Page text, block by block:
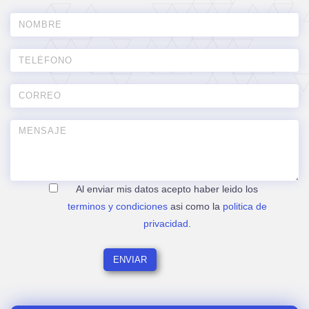
Al enviar mis datos acepto haber leido los
terminos y condicionesasi como la politica de
privacidad